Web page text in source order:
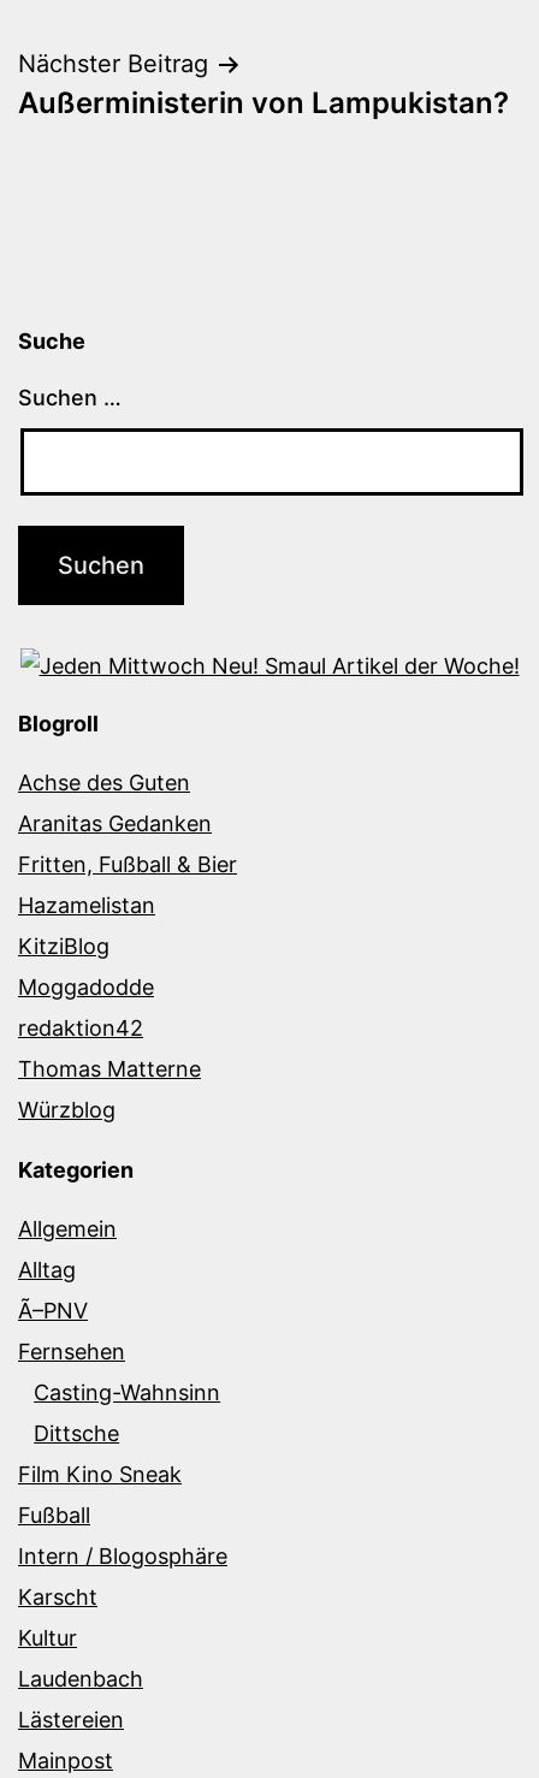
Nächster Beitrag
Außerministerin von Lampukistan?
Suche
Suchen …
Blogroll
Achse des Guten
Aranitas Gedanken
Fritten, Fußball & Bier
Hazamelistan
KitziBlog
Moggadodde
redaktion42
Thomas Matterne
Würzblog
Kategorien
Allgemein
Alltag
Ã–PNV
Fernsehen
Casting-Wahnsinn
Dittsche
Film Kino Sneak
Fußball
Intern / Blogosphäre
Karscht
Kultur
Laudenbach
Lästereien
Mainpost